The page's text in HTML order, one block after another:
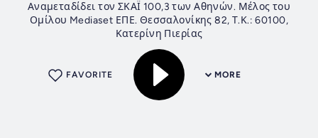
Αναμεταδίδει τον ΣΚΑΪ 100,3 των Αθηνών. Μέλος του
Ομίλου Mediaset ΕΠΕ. Θεσσαλονίκης 82, Τ.Κ.: 60100,
Κατερίνη Πιερίας
MORE
FAVORITE